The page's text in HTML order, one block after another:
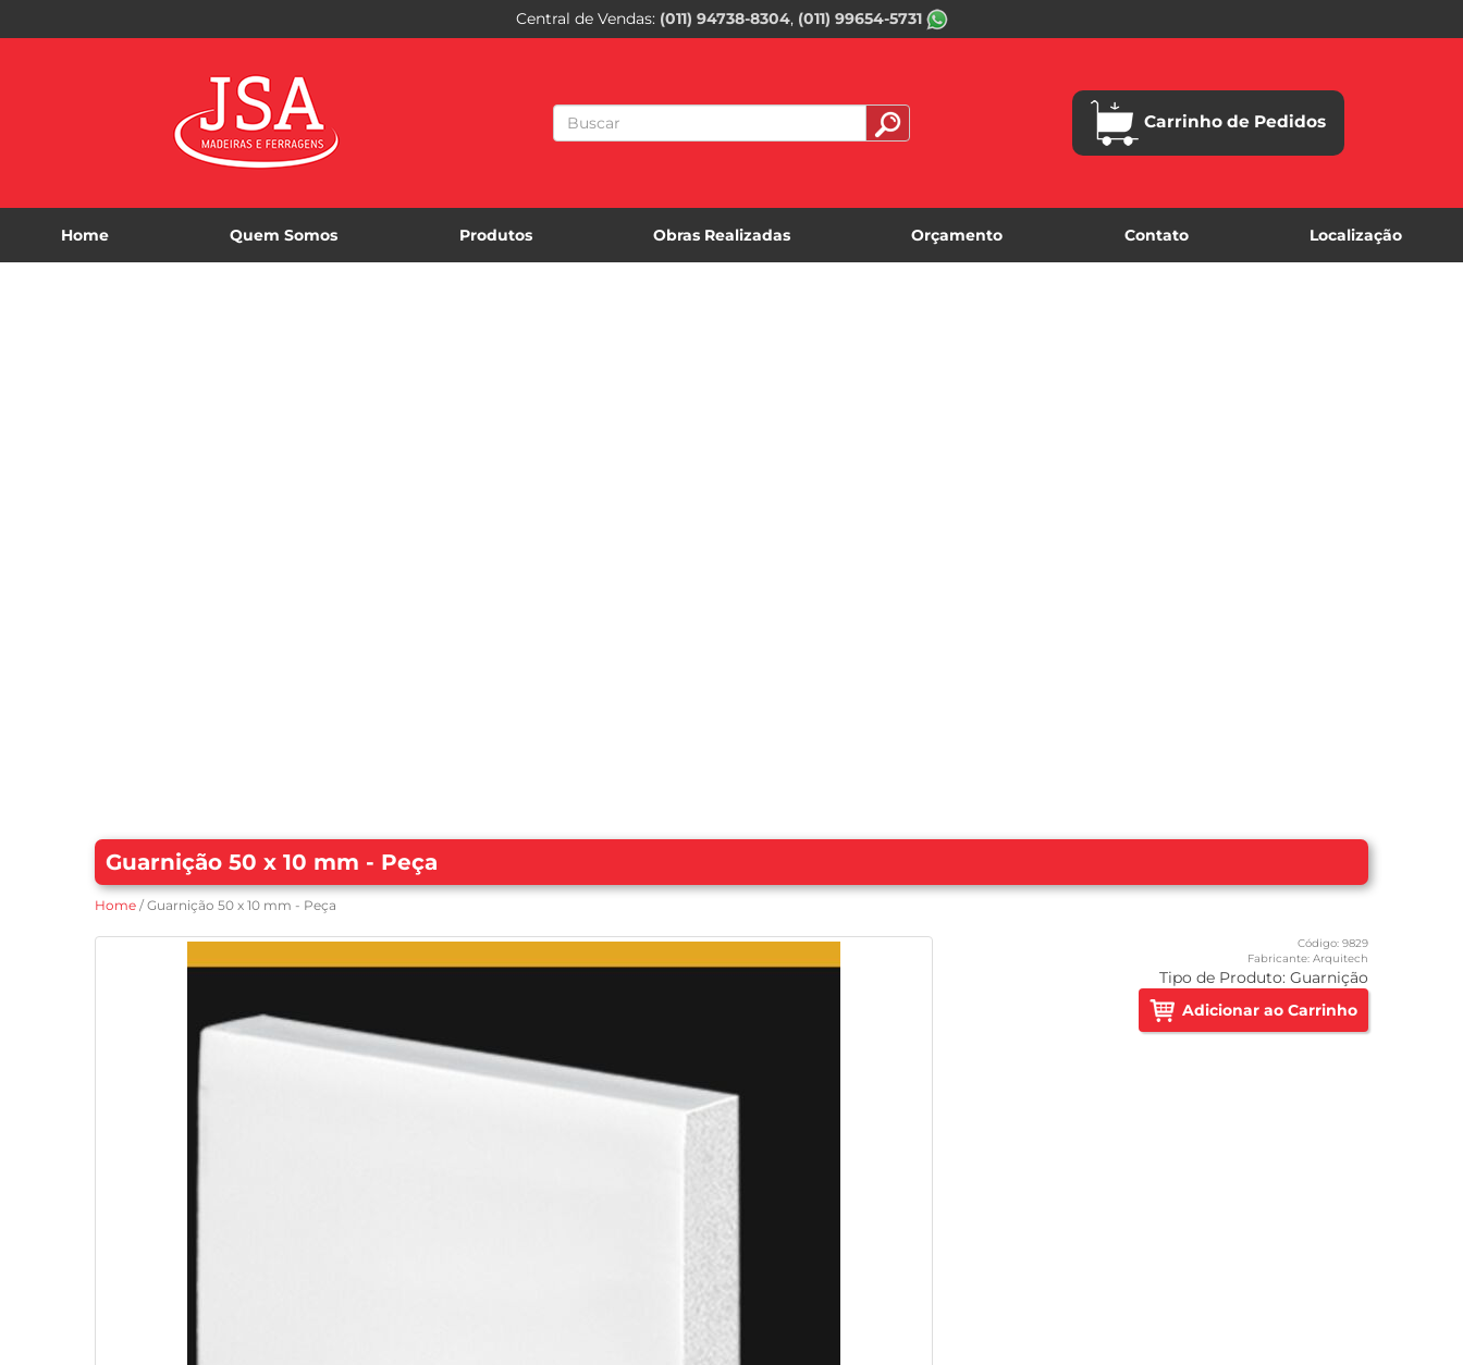
Central de Vendas (011) 94738-8304 (011) 99654-5731
Carrinho de Pedidos
Home Quem Somos Produtos Obras Realizadas Orçamento Contato Localização
Guarnição 50 x 10 mm - Peça
Home / Guarnição 50 x 10 mm - Peça
Código: 9829
Fabricante: Arquitech
Tipo de Produto: Guarnição
Adicionar ao Carrinho